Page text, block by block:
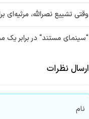
وقتی تشییع نصرالله،
"سینمای مستند" در برابر یک
ارسال نظرات